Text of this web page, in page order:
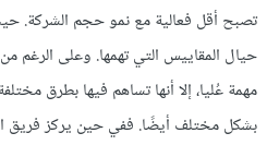
تصبح أقل فعالية مع نمو حجم الشركة.
حيال المقاييس التي تهمها. وعلى الرغم
مهمة عُليا، إلا أنها تساهم فيها بطرق
بشكل مختلف أيضًا. ففي حين يركز فريق